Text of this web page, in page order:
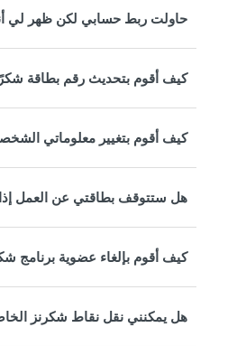
حاولت ربط حسابي لكن ظهر لي
كيف أقوم بتحديث رقم بطاقة
كيف أقوم بتغيير معلوماتي
هل ستتوقف بطاقتي عن العمل
كيف أقوم بإلغاء عضوية برنامج
هل يمكنني نقل نقاط شكرنز